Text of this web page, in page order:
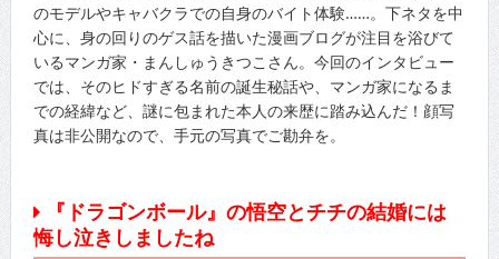
のモデルやキャバクラでの自身のバイト体験……。下ネタを中
心に、身の回りのゲス話を描いた漫画ブログが注目を浴びて
いるマンガ家・まんしゅうきつこさん。今回のインタビュー
では、そのヒドすぎる名前の誕生秘話や、マンガ家になるま
での経緯など、謎に包まれた本人の来歴に踏み込んだ！顔写
真は非公開なので、手元の写真でご勘弁を。
『ドラゴンボール』の悟空とチチの結婚には
悔し泣きしましたね